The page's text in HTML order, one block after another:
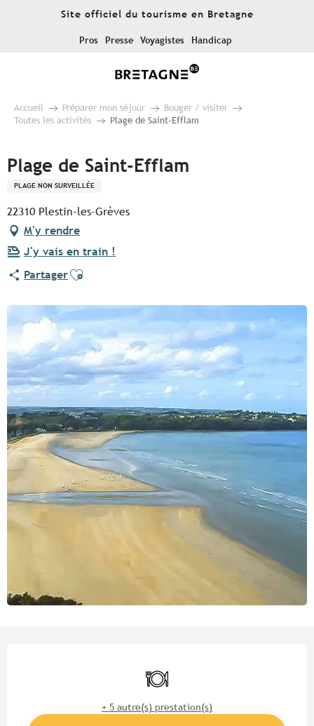
Site officiel du tourisme en Bretagne
Pros Presse Voyagistes Handicap
Accueil Préparer mon séjour
Bouger / visiter
Toutes les activités
Plage de Saint-Efflam
Plage de Saint-Efflam
PLAGE NON SURVEILLÉE
22310 Plestin-les-Grèves
M'y rendre
J'y vais en train !
PartagerAjouter aux favoris
Restaurant
+ 5 autre(s) prestation(s)